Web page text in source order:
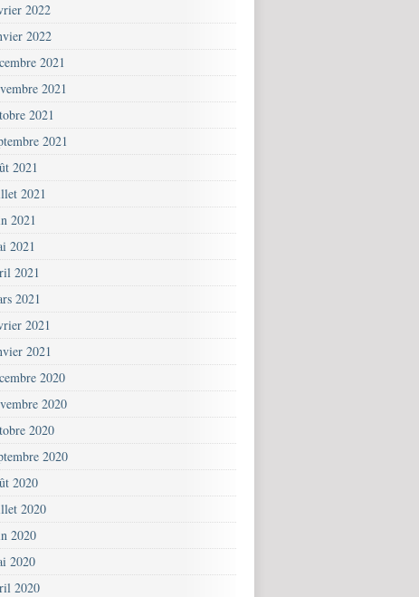
2022
2022
2021
2021
2021
2021
2021
2021
2021
2021
2021
2021
2021
2021
2020
2020
2020
2020
2020
2020
2020
2020
2020